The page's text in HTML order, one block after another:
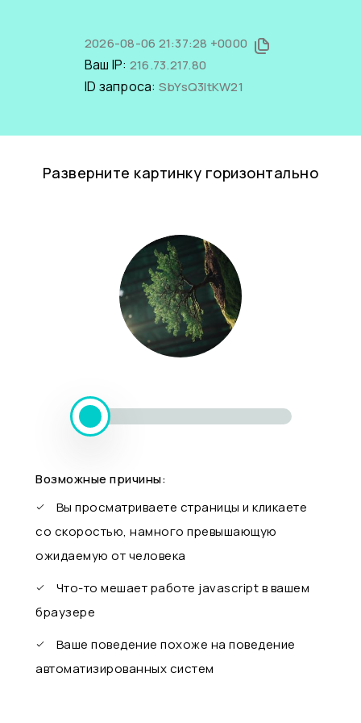
2026-08-06 21:37:28 +0000
Ваш IP: 216.73.217.80
ID запроса: SbYsQ3ltKW21
Разверните картинку горизонтально
Возможные причины:
Вы просматриваете страницы и кликаете
со скоростью, намного превышающую
ожидаемую от человека
Что-то мешает работе javascript в вашем
браузере
Ваше поведение похоже на поведение
автоматизированных систем